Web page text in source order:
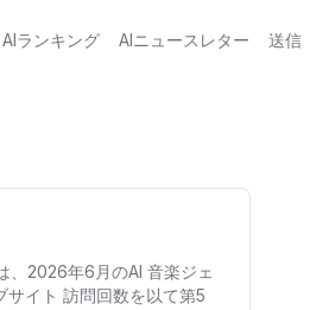
AIランキング AIニュースレター 送信
、2026年6月のAI 音楽ジェ
サイト 訪問回数を以て第5